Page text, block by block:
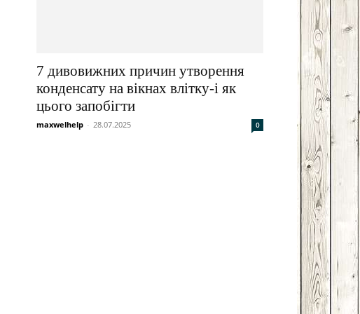
7 дивовижних причин утворення
конденсату на вікнах влітку-і як
цього запобігти
maxwelhelp - 28.07.2025 0